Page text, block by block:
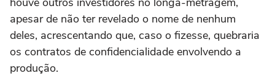
apesar de não ter revelado o nome de nenhum
deles, acrescentando que, caso o fizesse, quebraria
os contratos de confidencialidade envolvendo a
produção.